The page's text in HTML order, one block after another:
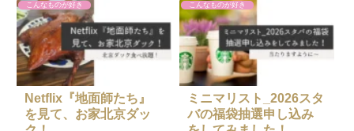
こんなものが好き
Netflix『地面師たち』
を見て、お家北京ダッ
こんなものが好き
ミニマリスト_2026スタ
バの福袋抽選申し込み